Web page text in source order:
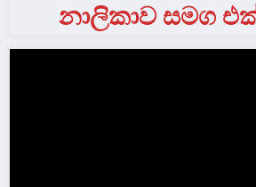
නාලිකාව සමග